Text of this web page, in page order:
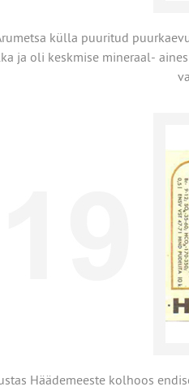
külla puuritud
ja oli keskmise mineraal-
Häädemeeste kolhoos